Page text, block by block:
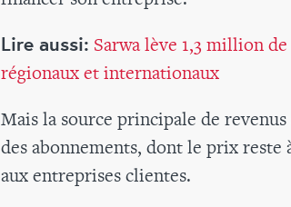
Lire aussi: Sarwa lève 1,3 million
régionaux et internationaux
Mais la source principale de
des abonnements, dont le prix reste
aux entreprises clientes.